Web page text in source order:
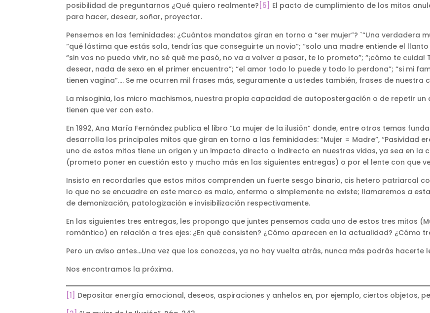
posibilidad de preguntarnos ¿Qué quiero realmente? [5]
El pacto de cumplimiento de los mitos
para hacer, desear, soñar, proyectar.
Pensemos en las feminidades: ¿Cuántos mandatos giran en torno a “ser mujer”? `“Una verdadera
“qué lástima que estás sola, tendrías que conseguirte un novio”; “solo una madre entiende el
“sin vos no puedo vivir, no sé qué me pasó, no va a volver a pasar, te lo prometo”; “¡cómo te
desear, nada de sexo en el primer encuentro”; “el amor todo lo puede y todo lo perdona”; “si mi
tienen vagina”…. Se me ocurren mil frases más, seguramente a ustedes también, frases de nuestra
La misoginia, los micro machismos, nuestra propia capacidad de autopostergación o de repetir
tienen que ver con esto.
En 1992, Ana María Fernández publica el libro “La mujer de la ilusión” donde, entre otros temas
desarrolla los principales mitos que giran en torno a las feminidades: “Mujer = Madre”, “Pasividad
uno de estos mitos tiene un origen y un impacto directo o indirecto en nuestras vidas, ya sea en la
(prometo poner en cuestión esto y mucho más en las siguientes entregas) o por el lente con que
Insisto en recordarles que estos mitos comprenden un fuerte sesgo binario, cis hetero patriarcal
lo que no se encuadre en este marco es malo, enfermo o simplemente no existe; llamaremos a
de demonización, patologización e invisibilización respectivamente.
En las siguientes tres entregas, les propongo que juntes pensemos cada uno de estos tres mitos
romántico) en relación a tres ejes: ¿En qué consisten? ¿Cómo aparecen en la actualidad? ¿Cómo
Pero un aviso antes…Una vez que los conozcas, ya no hay vuelta atrás, nunca más podrás hacerte
Nos encontramos la próxima.
[1]
Depositar energía emocional, deseos, aspiraciones y anhelos en, por ejemplo, ciertos objetos,